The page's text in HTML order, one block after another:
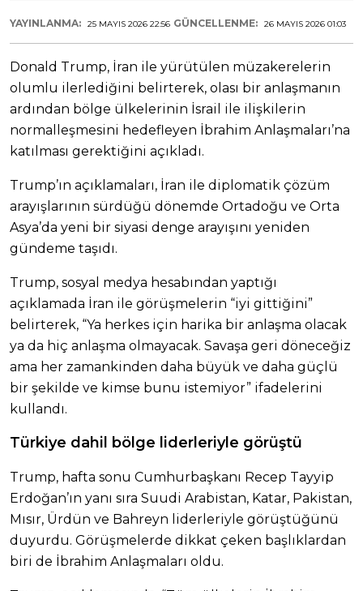
YAYINLANMA: 25 MAYIS 2026 22:56 GÜNCELLENME: 26 MAYIS 2026 01:03
Donald Trump, İran ile yürütülen müzakerelerin
olumlu ilerlediğini belirterek, olası bir anlaşmanın
ardından bölge ülkelerinin İsrail ile ilişkilerin
normalleşmesini hedefleyen İbrahim Anlaşmaları’na
katılması gerektiğini açıkladı.
Trump’ın açıklamaları, İran ile diplomatik çözüm
arayışlarının sürdüğü dönemde Ortadoğu ve Orta
Asya’da yeni bir siyasi denge arayışını yeniden
gündeme taşıdı.
Trump, sosyal medya hesabından yaptığı
açıklamada İran ile görüşmelerin “iyi gittiğini”
belirterek, “Ya herkes için harika bir anlaşma olacak
ya da hiç anlaşma olmayacak. Savaşa geri döneceğiz
ama her zamankinden daha büyük ve daha güçlü
bir şekilde ve kimse bunu istemiyor” ifadelerini
kullandı.
Türkiye dahil bölge liderleriyle görüştü
Trump, hafta sonu Cumhurbaşkanı Recep Tayyip
Erdoğan’ın yanı sıra Suudi Arabistan, Katar, Pakistan,
Mısır, Ürdün ve Bahreyn liderleriyle görüştüğünü
duyurdu. Görüşmelerde dikkat çeken başlıklardan
biri de İbrahim Anlaşmaları oldu.